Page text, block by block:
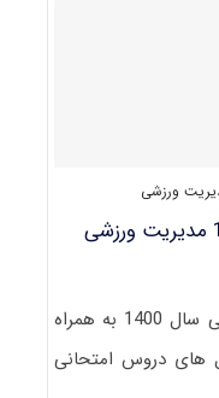
ورزشی
دانلود سوالات آزمون دکتری 1400 مدیریت ورزشی
سوالات آزمون دکتری مدیریت ورزشی سال 1400 به همراه
های دروس امتحانی